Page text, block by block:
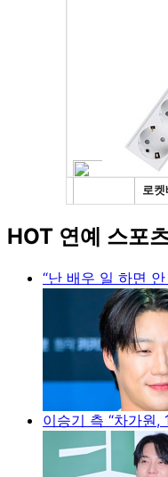
HOT 연예 스포
“난 배우 일 하면 안
이승기 측 “차가원